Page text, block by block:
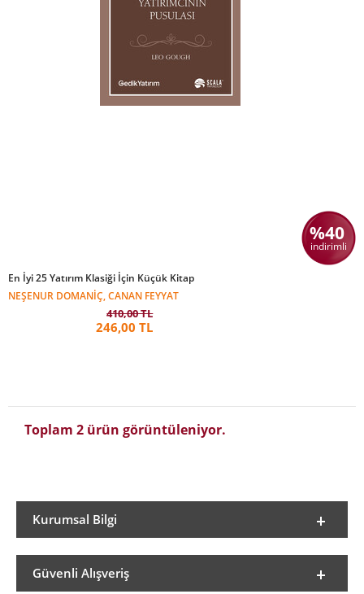
%40
indirimli
En İyi 25 Yatırım Klasiği İçin Küçük Kitap
NEŞENUR DOMANIÇ, CANAN FEYYAT
410,00 TL
246,00 TL
Toplam 2 ürün görüntüleniyor.
Kurumsal Bilgi
Güvenli Alışveriş